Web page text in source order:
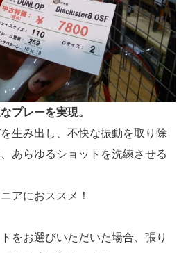
プレーを実現。
生み出し、不快な振動を取り除
あらゆるショットを洗練させる
アにおススメ！
をお選びいただいた場合、張り